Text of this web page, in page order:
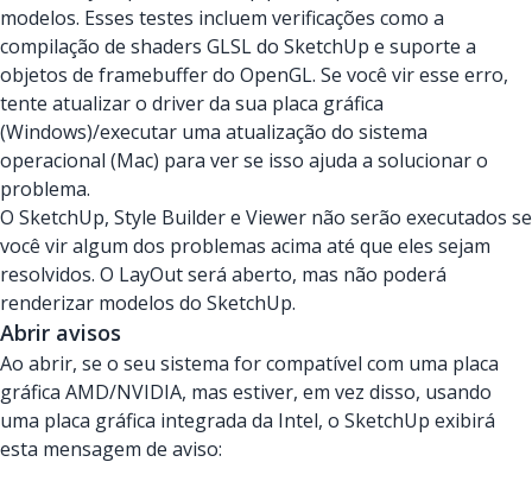
modelos. Esses testes incluem verificações como a
compilação de shaders GLSL do SketchUp e suporte a
objetos de framebuffer do OpenGL. Se você vir esse erro,
tente atualizar o driver da sua placa gráfica
(Windows)/executar uma atualização do sistema
operacional (Mac) para ver se isso ajuda a solucionar o
problema.
O SketchUp, Style Builder e Viewer não serão executados se
você vir algum dos problemas acima até que eles sejam
resolvidos. O LayOut será aberto, mas não poderá
renderizar modelos do SketchUp.
Abrir avisos
Ao abrir, se o seu sistema for compatível com uma placa
gráfica AMD/NVIDIA, mas estiver, em vez disso, usando
uma placa gráfica integrada da Intel, o SketchUp exibirá
esta mensagem de aviso: